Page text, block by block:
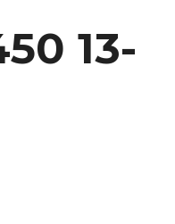
13-